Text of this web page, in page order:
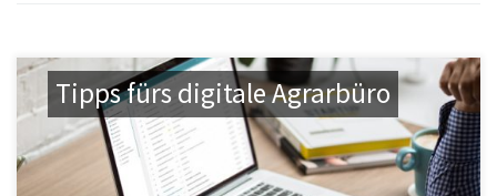
Tipps fürs digitale Agrarbüro